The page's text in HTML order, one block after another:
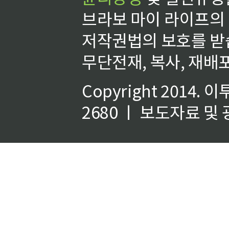
브라보 마이 라이프
저작권법의 보호를
무단전재, 복사, 재배
Copyright 2014. 이
2680 ㅣ 보도자료